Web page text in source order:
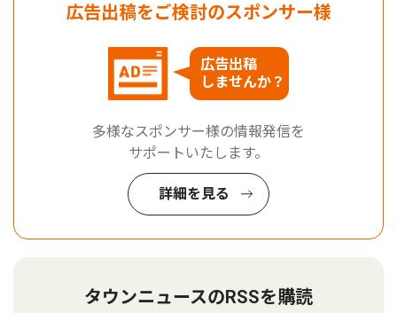
広告出稿をご検討のスポンサー様
広告出稿
しませんか？
多様なスポンサー様の情報発信を
サポートいたします。
詳細を見る
タウンニュースのRSSを購読